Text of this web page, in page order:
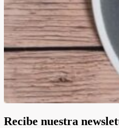
Recibe nuestra